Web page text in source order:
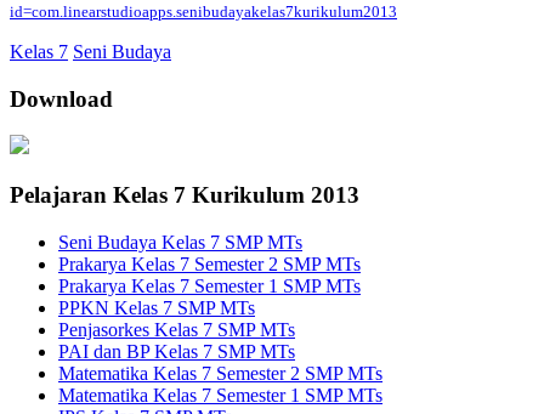
id=com.linearstudioapps.senibudayakelas7kurikulum2013
Kelas 7 Seni Budaya
Download
Pelajaran Kelas 7 Kurikulum 2013
Seni Budaya Kelas 7 SMP MTs
Prakarya Kelas 7 Semester 2 SMP MTs
Prakarya Kelas 7 Semester 1 SMP MTs
PPKN Kelas 7 SMP MTs
Penjasorkes Kelas 7 SMP MTs
PAI dan BP Kelas 7 SMP MTs
Matematika Kelas 7 Semester 2 SMP MTs
Matematika Kelas 7 Semester 1 SMP MTs